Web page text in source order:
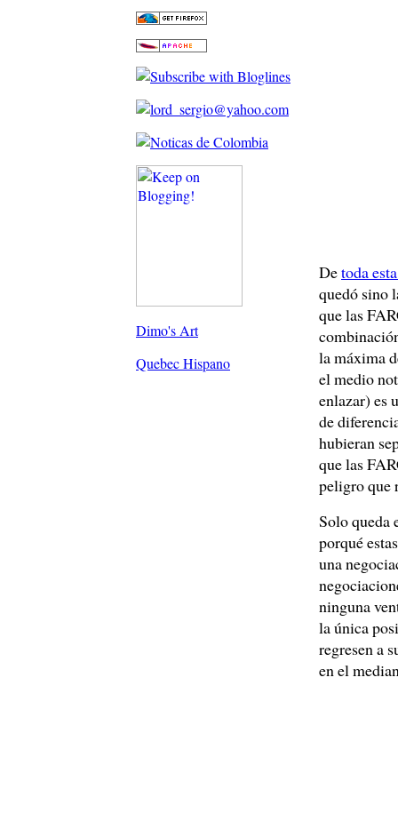
Dimo's Art
Quebec Hispano
Detoda
quedó sino
que las
la máxima
el medio
enlazar) es
de
hubieran
que las
peligro que
Solo queda
porqué
una
ninguna
la única
regresen a
en el